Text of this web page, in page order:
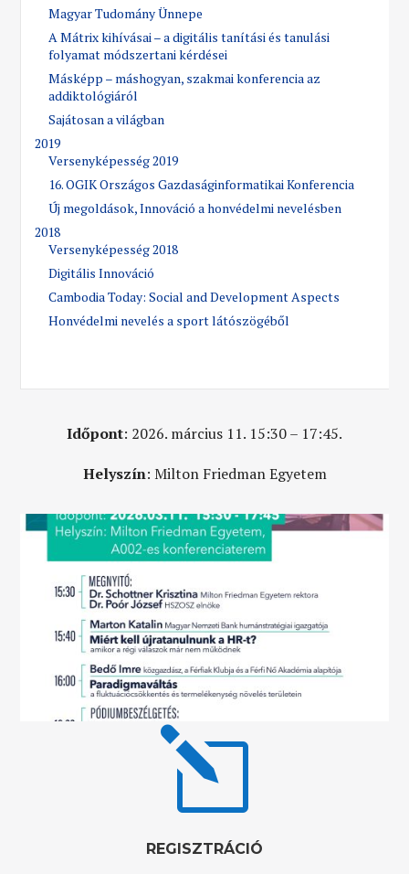
Magyar Tudomány Ünnepe
A Mátrix kihívásai – a digitális tanítási és tanulási
folyamat módszertani kérdései
Másképp – máshogyan, szakmai konferencia az
addiktológiáról
Sajátosan a világban
2019
Versenyképesség 2019
16. OGIK Országos Gazdaságinformatikai Konferencia
Új megoldások, Innováció a honvédelmi nevelésben
2018
Versenyképesség 2018
Digitális Innováció
Cambodia Today: Social and Development Aspects
Honvédelmi nevelés a sport látószögéből
Időpont: 2026. március 11. 15:30 – 17:45.
Helyszín: Milton Friedman Egyetem
l
REGISZTRÁCIÓ